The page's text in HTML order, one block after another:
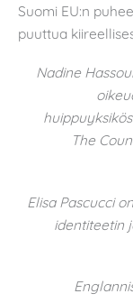
Suomi EU:n
puuttua
Nadine
The
Elisa Pascucci
identiteetin